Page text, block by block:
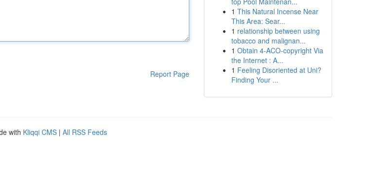
Report Page
1 This Natural Incense Near
This Area: Sear...
1 relationship between using
tobacco and malignan...
1 Obtain 4-ACO-copyright Via
the Internet : A...
1 Feeling Disoriented at Uni?
Finding Your ...
with Kliqqi CMS | All RSS Feeds